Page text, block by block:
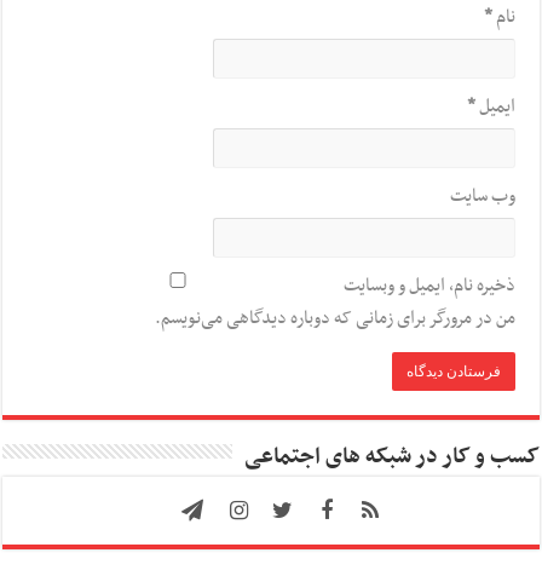
نام*
ایمیل*
وب‌ سایت
ذخیره نام، ایمیل و وبسایت
من در مرورگر برای زمانی که دوباره دیدگاهی می‌نویسم.
کسب و کار در شبکه های اجتماعی